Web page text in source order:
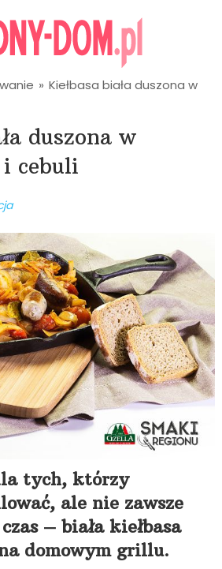
» Kiełbasa biała duszona w
duszona w
cebuli
tych, którzy
ale nie zawsze
– biała kiełbasa
domowym grillu.